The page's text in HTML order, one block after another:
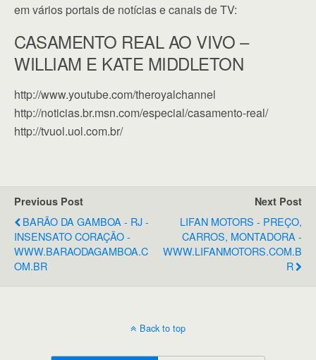
em vários portais de notícias e canais de TV:
CASAMENTO REAL AO VIVO –
WILLIAM E KATE MIDDLETON
http://www.youtube.com/theroyalchannel
http://noticias.br.msn.com/especial/casamento-real/
http://tvuol.uol.com.br/
Previous Post
BARÃO DA GAMBOA - RJ -
INSENSATO CORAÇÃO -
WWW.BARAODAGAMBOA.C
OM.BR
Next Post
LIFAN MOTORS - PREÇO,
CARROS, MONTADORA -
WWW.LIFANMOTORS.COM.B
R
Back to top